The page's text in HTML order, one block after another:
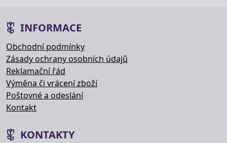
INFORMACE
Obchodní podmínky
Zásady ochrany osobních údajů
Reklamační řád
Výměna či vrácení zboží
Poštovné a odeslání
Kontakt
KONTAKTY